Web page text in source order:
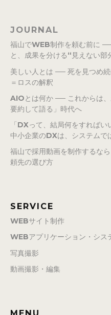
JOURNAL
福山でWEB制作を頼む前に
と、成果を分ける“見えない部
美しい人とは ── 死を見つめ
＝ロスの解釈
AIOとは何か ── これからは
要約して語る」時代へ
「DXって、結局何をすれば
中小企業のDXは、システムで
福山で採用動画を制作するな
頼先の選び方
SERVICE
WEBサイト制作
WEBアプリケーション・シス
写真撮影
動画撮影・編集
MENU